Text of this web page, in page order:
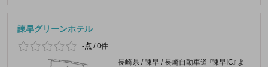
諫早グリーンホテル
-点 /0件
長崎県 / 諫早 / 長崎自動車道『諫早IC』よ